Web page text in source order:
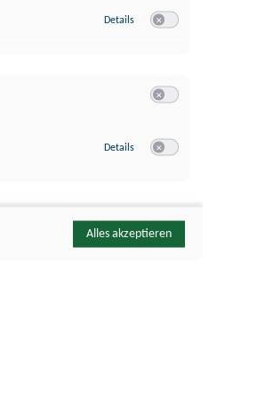
Details zu Google Analytics
Details zu YouTube
Alles akzeptieren